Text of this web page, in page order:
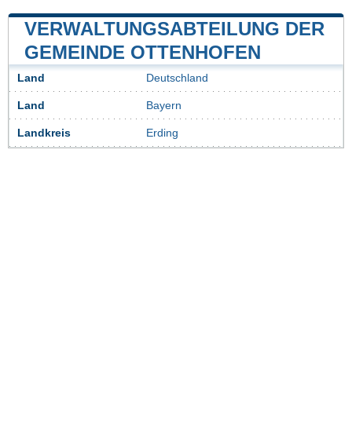
VERWALTUNGSABTEILUNG DER
GEMEINDE OTTENHOFEN
Land Deutschland
Land Bayern
Landkreis Erding